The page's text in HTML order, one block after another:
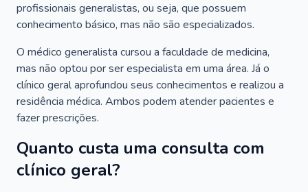
profissionais generalistas, ou seja, que possuem
conhecimento básico, mas não são especializados.
O médico generalista cursou a faculdade de medicina,
mas não optou por ser especialista em uma área. Já o
clínico geral aprofundou seus conhecimentos e realizou a
residência médica. Ambos podem atender pacientes e
fazer prescrições.
Quanto custa uma consulta com
clínico geral?